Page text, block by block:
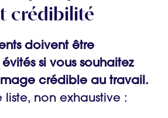
crédibilité
doivent être
si vous souhaitez
crédible au travail.
non exhaustive :